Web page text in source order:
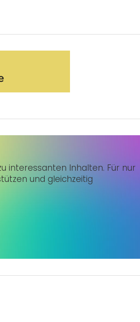
interessanten Inhalten. Für nur
und gleichzeitig